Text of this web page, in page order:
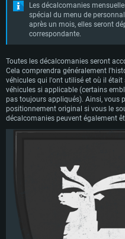
Les décalcomanies
spécial du menu de
après un mois, elles seront
correspondante.
Toutes les décalcomanies seront
Cela comprendra généralement
véhicules qui l'ont utilisé et où il
véhicules si applicable (certains
pas toujours appliqués). Ainsi, vous
positionnement original si vous le
décalcomanies peuvent également